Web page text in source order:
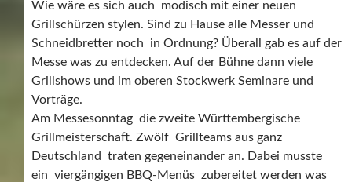
Wie wäre es sich auch modisch mit einer neuen
Grillschürzen stylen. Sind zu Hause alle Messer und
Schneidbretter noch in Ordnung? Überall gab es auf der
Messe was zu entdecken. Auf der Bühne dann viele
Grillshows und im oberen Stockwerk Seminare und
Vorträge.
Am Messesonntag die zweite Württembergische
Grillmeisterschaft. Zwölf Grillteams aus ganz
Deutschland traten gegeneinander an. Dabei musste
ein viergängigen BBQ-Menüs zubereitet werden was